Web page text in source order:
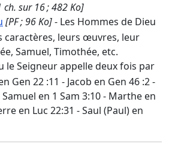
ch. sur 16 ; 482 Ko]
[PF ; 96 Ko]- Les Hommes de Dieu
caractères, leurs œuvres, leur
Samuel, Timothée, etc.
le Seigneur appelle deux fois par
Gen 22 :11 - Jacob en Gen 46 :2 -
en 1 Sam 3:10 - Marthe en
en Luc 22:31 - Saul (Paul) en